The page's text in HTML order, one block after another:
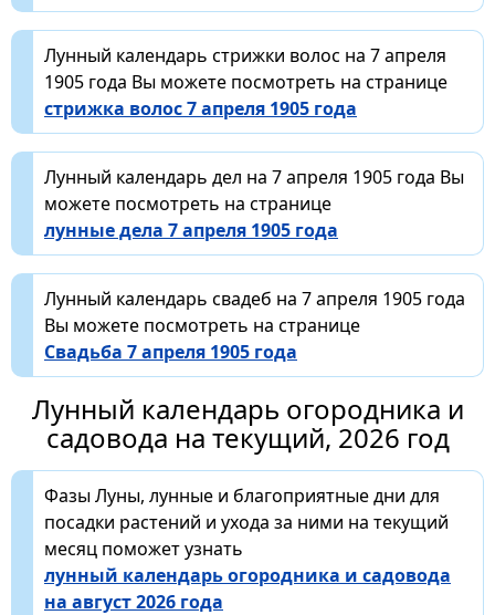
Лунный календарь стрижки волос на 7 апреля
1905 года Вы можете посмотреть на странице
стрижка волос 7 апреля 1905 года
Лунный календарь дел на 7 апреля 1905 года Вы
можете посмотреть на странице
лунные дела 7 апреля 1905 года
Лунный календарь свадеб на 7 апреля 1905 года
Вы можете посмотреть на странице
Свадьба 7 апреля 1905 года
Лунный календарь огородника и
садовода на текущий, 2026 год
Фазы Луны, лунные и благоприятные дни для
посадки растений и ухода за ними на текущий
месяц поможет узнать
лунный календарь огородника и садовода
на август 2026 года